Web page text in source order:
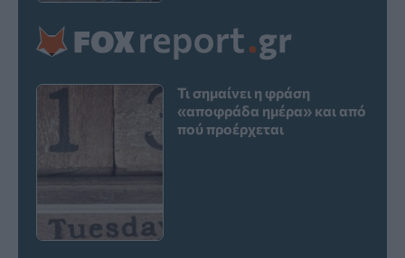
Τι σημαίνει η φράση
«αποφράδα ημέρα» και από
πού προέρχεται